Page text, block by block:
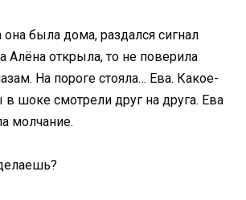
была дома, раздался сигнал
Алёна открыла, то не поверила
На пороге стояла… Ева. Какое-
в шоке смотрели друг на друга. Ева
молчание.